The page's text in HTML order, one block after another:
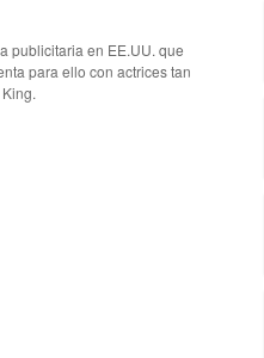
publicitaria en EE.UU. que
para ello con actrices tan